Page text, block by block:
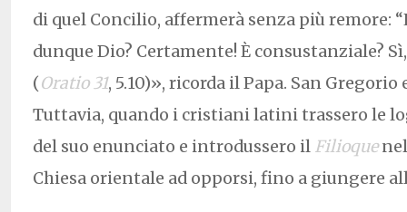
di quel Concilio, affermerà senza più remore:
dunque Dio? Certamente! È consustanziale?
(Oratio 31, 5.10)», ricorda il Papa. San
Tuttavia, quando i cristiani latini trassero le
del suo enunciato e introdussero il Filioquenel
Chiesa orientale ad opporsi, fino a giungere